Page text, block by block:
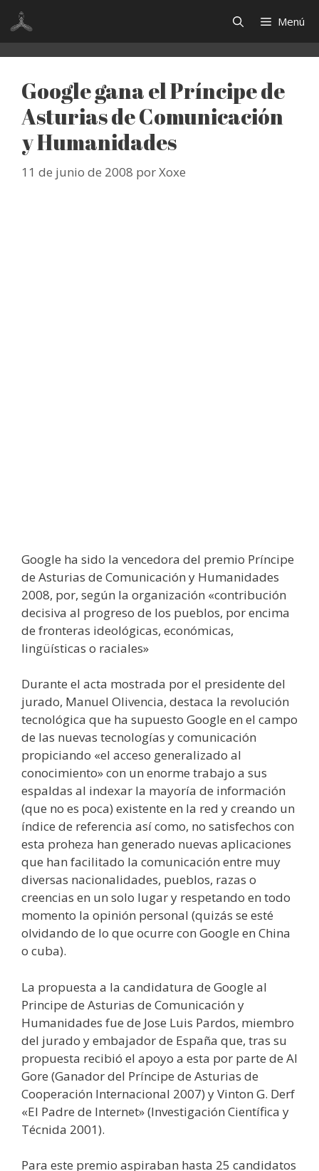
Saltar
contenido
Menú
Google gana el Príncipe de
Asturias de Comunicación
y Humanidades
11 de junio de 2008 porXoxe
Google ha sido la vencedora del premio Príncipe
de Asturias de Comunicación y Humanidades
2008, por, según la organización «contribución
decisiva al progreso de los pueblos, por encima
de fronteras ideológicas, económicas,
lingüísticas o raciales»
Durante el acta mostrada por el presidente del
jurado, Manuel Olivencia, destaca la revolución
tecnológica que ha supuesto Google en el campo
de las nuevas tecnologías y comunicación
propiciando «el acceso generalizado al
conocimiento» con un enorme trabajo a sus
espaldas al indexar la mayoría de información
(que no es poca) existente en la red y creando un
índice de referencia así como, no satisfechos con
esta proheza han generado nuevas aplicaciones
que han facilitado la comunicación entre muy
diversas nacionalidades, pueblos, razas o
creencias en un solo lugar y respetando en todo
momento la opinión personal (quizás se esté
olvidando de lo que ocurre con Google en China
o cuba).
La propuesta a la candidatura de Google al
Principe de Asturias de Comunicación y
Humanidades fue de Jose Luis Pardos, miembro
del jurado y embajador de España que, tras su
propuesta recibió el apoyo a esta por parte de Al
Gore (Ganador del Príncipe de Asturias de
Cooperación Internacional 2007) y Vinton G. Derf
«El Padre de Internet» (Investigación Científica y
Técnida 2001).
Para este premio aspiraban hasta 25 candidatos